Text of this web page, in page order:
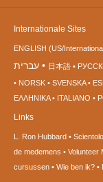
Internationale Sites
ENGLISH (US/
עברית 日本語
NORSK
SVENSKA
ΕΛΛΗΝΙΚA
ITALIANO
Links
L. Ron Hubbard
de medemens
Volunteer
cursussen
Wie ben ik?